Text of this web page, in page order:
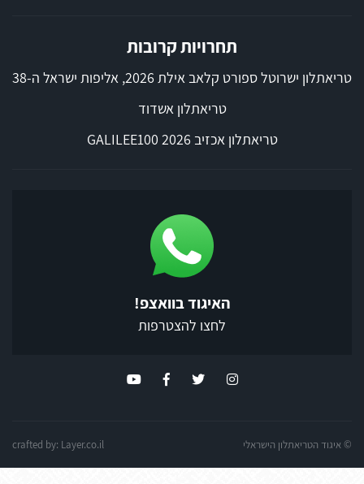
תחרויות קרובות
טריאתלון ישרוטל ספורט קלאב אילת 2026, אליפות ישראל ה-38
טריאתלון אשדוד
טריאתלון אכזיב 2026 GALILEE100
האיגוד בוואצפ!
לחצו להצטרפות
© איגוד הטריאתלון הישראלי crafted by: Layer.co.il